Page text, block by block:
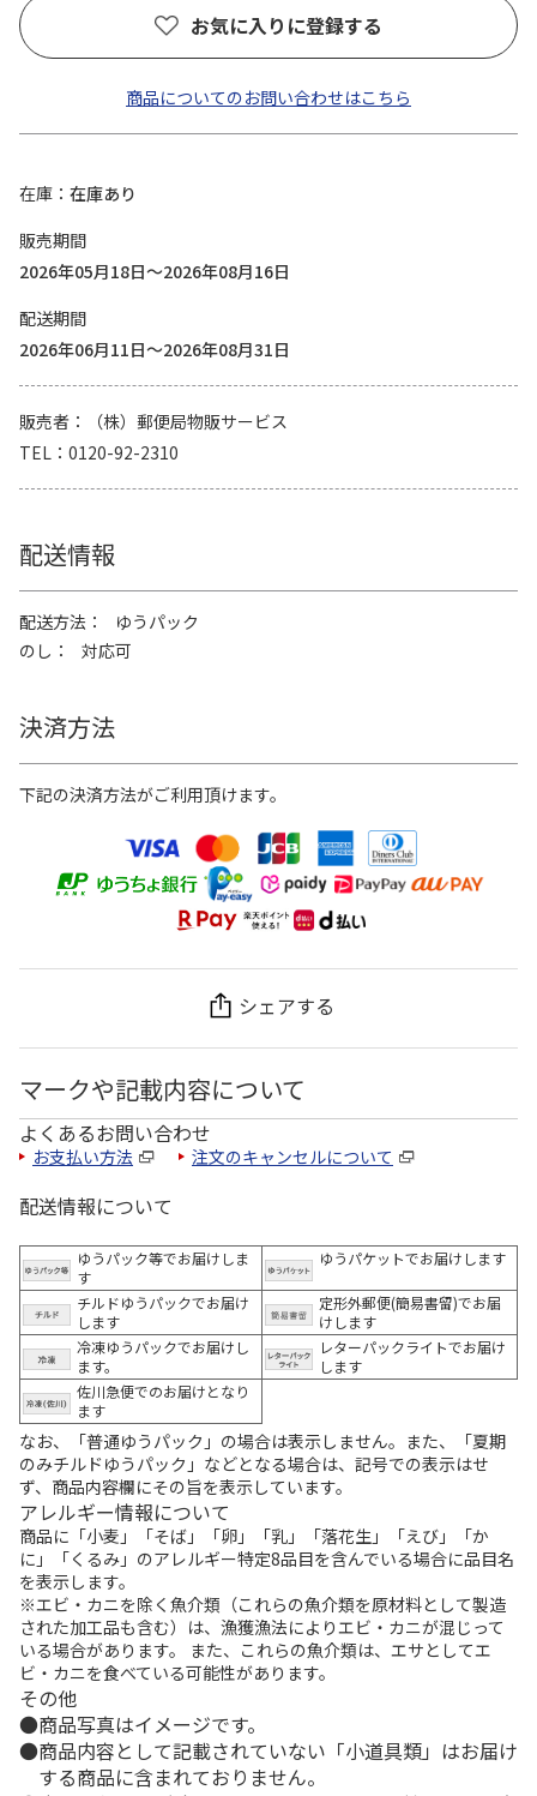
お気に入りに登録する
商品についてのお問い合わせはこちら
在庫
在庫あり
販売期間
2026年05月18日～2026年08月16日
配送期間
2026年06月11日～2026年08月31日
販売者
（株）郵便局物販サービス
TEL
0120-92-2310
配送情報
配送方法
ゆうパック
のし
対応可
決済方法
下記の決済方法がご利用頂けます。
シェアする
マークや記載内容について
よくあるお問い合わせ
お支払い方法 注文のキャンセルについて
配送情報について
ゆうパック等でお届けしま
す
ゆうパケットでお届けします
チルドゆうパックでお届け
します
定形外郵便(簡易書留)でお届
けします
冷凍ゆうパックでお届けし
ます。
レターパックライトでお届け
します
佐川急便でのお届けとなり
ます
なお、「普通ゆうパック」の場合は表示しません。また、「夏期
のみチルドゆうパック」などとなる場合は、記号での表示はせ
ず、商品内容欄にその旨を表示しています。
アレルギー情報について
商品に「小麦」「そば」「卵」「乳」「落花生」「えび」「か
に」「くるみ」のアレルギー特定8品目を含んでいる場合に品目名
を表示します。
※エビ・カニを除く魚介類（これらの魚介類を原材料として製造
された加工品も含む）は、漁獲漁法によりエビ・カニが混じって
いる場合があります。 また、これらの魚介類は、エサとしてエ
ビ・カニを食べている可能性があります。
その他
商品写真はイメージです。
商品内容として記載されていない「小道具類」はお届け
する商品に含まれておりません。